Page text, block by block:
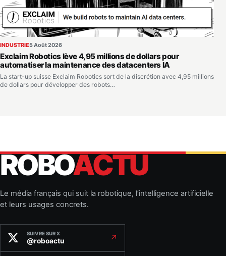
INDUSTRIE5 Août 2026
Exclaim Robotics lève 4,95 millions de dollars pour
automatiser la maintenance des datacenters IA
La start-up suisse Exclaim Robotics sort de la discrétion avec 4,95 millions
de dollars pour développer des robots…
ROBOACTU
Le média français qui suit la robotique, l’intelligence artificielle
et leurs usages concrets.
SUIVRE SUR X
@roboactu ↗